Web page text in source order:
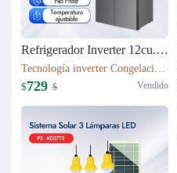
Refrigerador Inverter 12cu.ft (337L) 4 puertas HRF-AM48
Tecnología inverter Congelación: 112L Refrigeración: 225L Dimensión: W79.5*D63*H180(cm) Peso neto/bruto: 79KG / 87KG
$729 $ Vendido